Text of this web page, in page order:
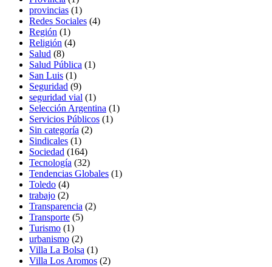
provincias (1)
Redes Sociales (4)
Región (1)
Religión (4)
Salud (8)
Salud Pública (1)
San Luis (1)
Seguridad (9)
seguridad vial (1)
Selección Argentina (1)
Servicios Públicos (1)
Sin categoría (2)
Sindicales (1)
Sociedad (164)
Tecnología (32)
Tendencias Globales (1)
Toledo (4)
trabajo (2)
Transparencia (2)
Transporte (5)
Turismo (1)
urbanismo (2)
Villa La Bolsa (1)
Villa Los Aromos (2)